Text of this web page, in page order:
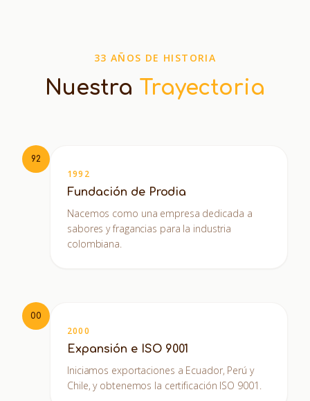
33 AÑOS DE HISTORIA
Nuestra Trayectoria
92
1992
Fundación de Prodia
Nacemos como una empresa dedicada a
sabores y fragancias para la industria
colombiana.
00
2000
Expansión e ISO 9001
Iniciamos exportaciones a Ecuador, Perú y
Chile, y obtenemos la certificación ISO 9001.